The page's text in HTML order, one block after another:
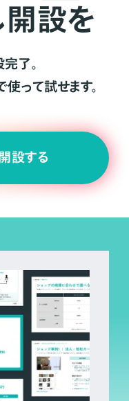
開設を
了。
って試せます。
設する